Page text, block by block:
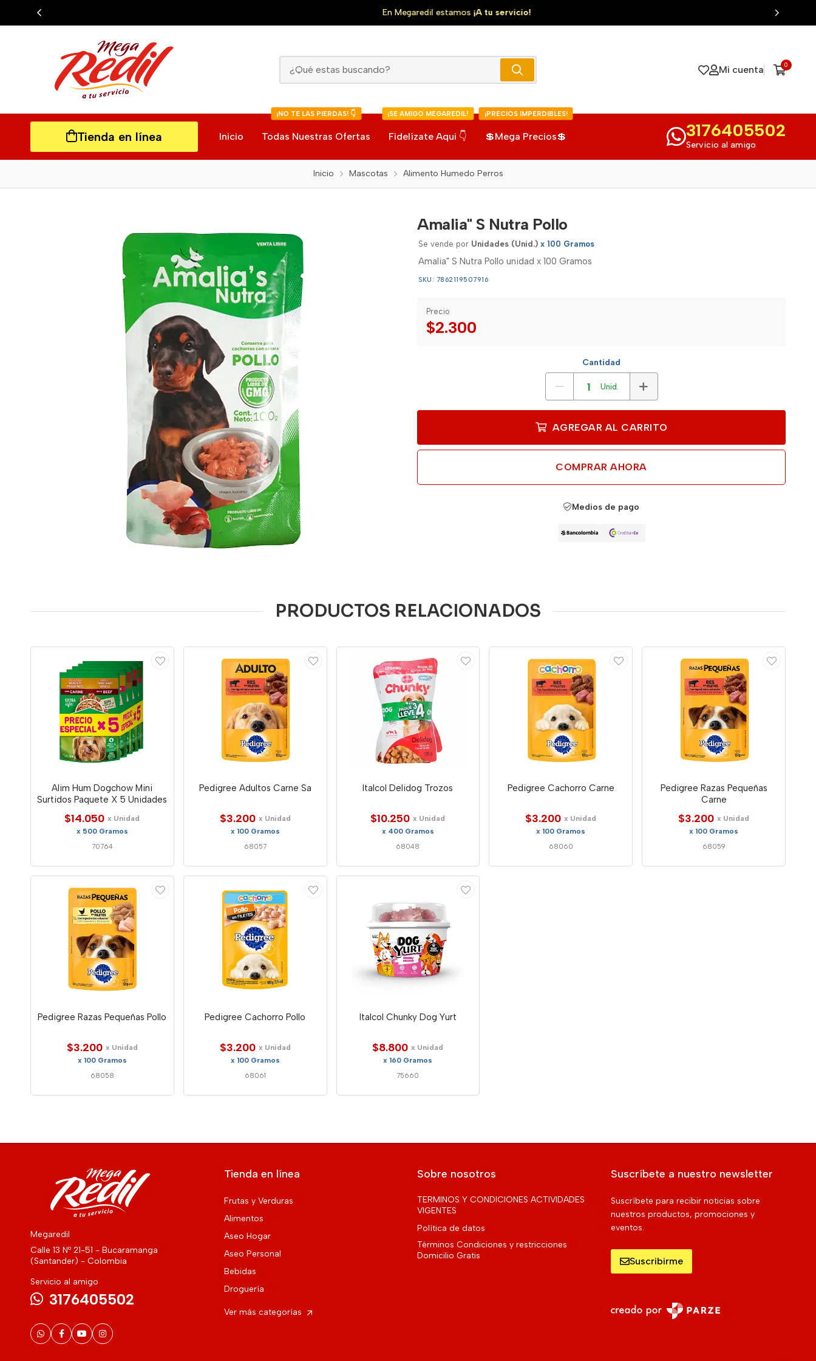
Amalia" S Nutra Pollo
En Megaredil estamos¡A tu servicio!
Mi cuenta 0
Tienda en línea Inicio Todas Nuestras Ofertas
¡NO TE LAS PIERDAS! 👇
Fidelízate Aqui 👇
¡SE AMIGO MEGAREDIL!
💲Mega Precios💲
¡PRECIOS IMPERDIBLES!
3176405502
Servicio al amigo
Inicio Mascotas Alimento Humedo Perros
Amalia" S Nutra Pollo
Se vende por Unidades (Unid.) x 100 Gramos
Amalia" S Nutra Pollo unidad x 100 Gramos
SKU: 7862119507916
Precio
$2.300
Cantidad
Unid.
AGREGAR AL CARRITO
COMPRAR AHORA
Medios de pago
PRODUCTOS RELACIONADOS
Alim Hum Dogchow Mini
Surtidos Paquete X 5 Unidades
$14.050 x Unidad
x 500 Gramos
70764
Pedigree Adultos Carne Sa
$3.200 x Unidad
x 100 Gramos
68057
Italcol Delidog Trozos
$10.250 x Unidad
x 400 Gramos
68048
Pedigree Cachorro Carne
$3.200 x Unidad
x 100 Gramos
68060
Pedigree Razas Pequeñas
Carne
$3.200 x Unidad
x 100 Gramos
68059
Pedigree Razas Pequeñas Pollo
$3.200 x Unidad
x 100 Gramos
68058
Pedigree Cachorro Pollo
$3.200 x Unidad
x 100 Gramos
68061
Italcol Chunky Dog Yurt
$8.800 x Unidad
x 160 Gramos
75660
Megaredil
Calle 13 Nº 21-51 - Bucaramanga
(Santander) - Colombia
Servicio al amigo
3176405502
Tienda en línea
Frutas y Verduras
Alimentos
Aseo Hogar
Aseo Personal
Bebidas
Droguería
Ver más categorías
Sobre nosotros
TERMINOS Y CONDICIONES ACTIVIDADES
VIGENTES
Política de datos
Términos Condiciones y restricciones
Domicilio Gratis
Suscríbete a nuestro newsletter
Suscríbete para recibir noticias sobre
nuestros productos, promociones y
eventos.
Suscribirme